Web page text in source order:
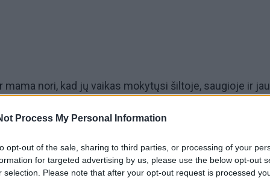
Process My Personal Information
opt-out of the sale, sharing to third parties, or processing of your
for targeted advertising by us, please use the below opt-out
selection. Please note that after your opt-out request is processed
mama nori, kad jų vaikas mokytųsi šiltoje, saugioje ir
– kalbame apie vaikų kasdienybę, jų savijautą,